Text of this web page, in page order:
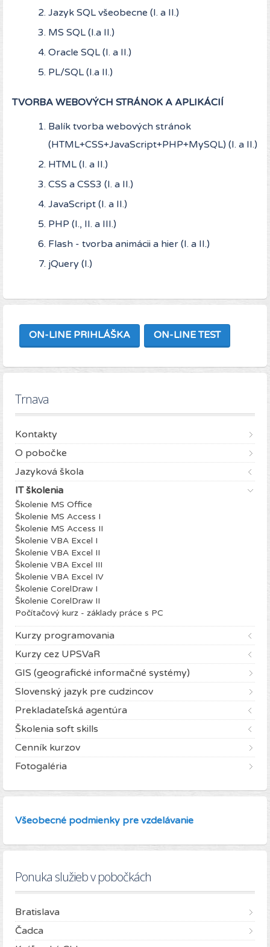
Jazyk SQL všeobecne (I. a II.)
MS SQL (I.a II.)
Oracle SQL (I. a II.)
PL/SQL (I.a II.)
TVORBA WEBOVÝCH STRÁNOK A APLIKÁCIÍ
Balík tvorba webových stránok
(HTML+CSS+JavaScript+PHP+MySQL) (I. a II.)
HTML (I. a II.)
CSS a CSS3 (I. a II.)
JavaScript (I. a II.)
PHP (I., II. a III.)
Flash - tvorba animácii a hier (I. a II.)
jQuery (I.)
ON-LINE PRIHLÁŠKA ON-LINE TEST
Trnava
Kontakty
O pobočke
Jazyková škola
IT školenia
Školenie MS Office
Školenie MS Access I
Školenie MS Access II
Školenie VBA Excel I
Školenie VBA Excel II
Školenie VBA Excel III
Školenie VBA Excel IV
Školenie CorelDraw I
Školenie CorelDraw II
Počítačový kurz - základy práce s PC
Kurzy programovania
Kurzy cez UPSVaR
GIS (geografické informačné systémy)
Slovenský jazyk pre cudzincov
Prekladateľská agentúra
Školenia soft skills
Cenník kurzov
Fotogaléria
Všeobecné podmienky pre vzdelávanie
Ponuka služieb v pobočkách
Bratislava
Čadca